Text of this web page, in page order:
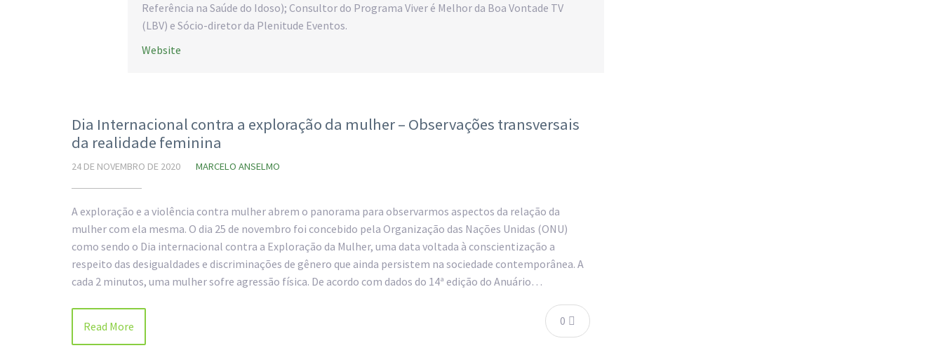
Referência na Saúde do Idoso); Consultor do Programa Viver é Melhor da Boa Vontade TV
(LBV) e Sócio-diretor da Plenitude Eventos.
Website
Dia Internacional contra a exploração da mulher – Observações transversais
da realidade feminina
24 DE NOVEMBRO DE 2020 MARCELO ANSELMO
A exploração e a violência contra mulher abrem o panorama para observarmos aspectos da relação da
mulher com ela mesma. O dia 25 de novembro foi concebido pela Organização das Nações Unidas (ONU)
como sendo o Dia internacional contra a Exploração da Mulher, uma data voltada à conscientização a
respeito das desigualdades e discriminações de gênero que ainda persistem na sociedade contemporânea. A
cada 2 minutos, uma mulher sofre agressão física. De acordo com dados do 14ª edição do Anuário…
0
Read More